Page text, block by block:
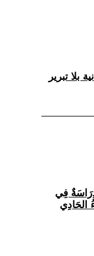
دِرَاسَةٌ فِي
الحَادِي